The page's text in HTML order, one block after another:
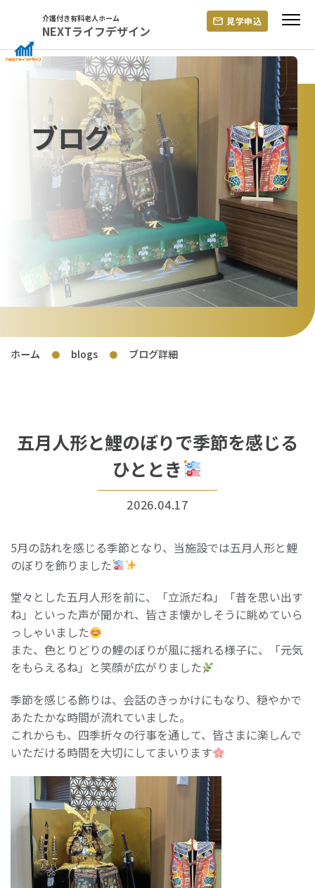
content
介護付き有料老人ホーム
NEXTライフデザイン
見学申込
ブログ
ホーム ● blogs ● ブログ詳細
五月人形と鯉のぼりで季節を感じる
ひととき
2026.04.17
5月の訪れを感じる季節となり、当施設では五月人形と鯉
のぼりを飾りました
堂々とした五月人形を前に、「立派だね」「昔を思い出す
ね」といった声が聞かれ、皆さま懐かしそうに眺めていら
っしゃいました
また、色とりどりの鯉のぼりが風に揺れる様子に、「元気
をもらえるね」と笑顔が広がりました
季節を感じる飾りは、会話のきっかけにもなり、穏やかで
あたたかな時間が流れていました。
これからも、四季折々の行事を通して、皆さまに楽しんで
いただける時間を大切にしてまいります